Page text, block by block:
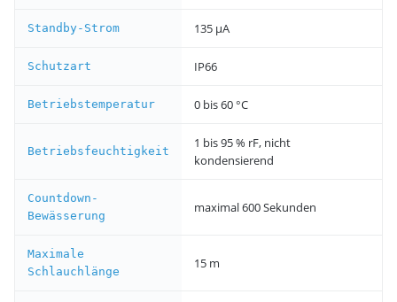
Standby-Strom 135 µA
Schutzart IP66
Betriebstemperatur 0 bis 60 °C
Betriebsfeuchtigkeit
1 bis 95 % rF, nicht
kondensierend
Countdown-
Bewässerung
maximal 600 Sekunden
Maximale
Schlauchlänge
15 m